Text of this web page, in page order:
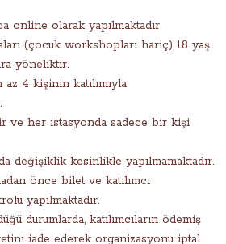
online olarak yapılmaktadır.
(çocuk workshopları hariç) 18 yaş
yöneliktir.
az 4 kişinin katılımıyla
ve her istasyonda sadece bir kişi
değişiklik kesinlikle yapılmamaktadır.
önce bilet ve katılımcı
yapılmaktadır.
durumlarda, katılımcıların ödemiş
iade ederek organizasyonu iptal